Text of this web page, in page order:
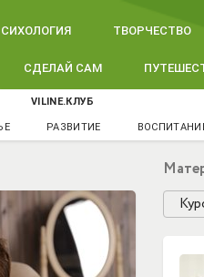
ТВОРЧЕСТВО
СДЕЛАЙ САМ
VILINE.КЛУБ
РАЗВИТИЕ